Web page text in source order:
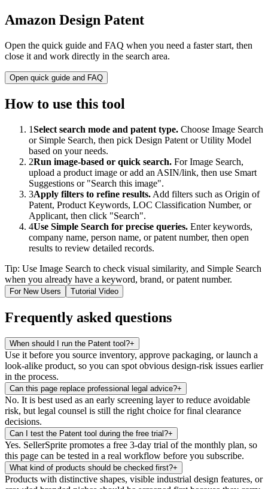
Amazon Design Patent
Open the quick guide and FAQ when you need a faster start, then
close it and work directly in the search area.
Open quick guide and FAQ
How to use this tool
1Select search mode and patent type. Choose Image Search
or Simple Search, then pick Design Patent or Utility Model
based on your needs.
2Run image-based or quick search. For Image Search,
upload a product image or add an ASIN/link, then use Smart
Suggestions or "Search this image".
3Apply filters to refine results. Add filters such as Origin of
Patent, Product Keywords, LOC Classification Number, or
Applicant, then click "Search".
4Use Simple Search for precise queries. Enter keywords,
company name, person name, or patent number, then open
results to review detailed records.
Tip: Use Image Search to check visual similarity, and Simple Search
when you already have a keyword, brand, or patent number.
For New Users Tutorial Video
Frequently asked questions
When should I run the Patent tool?+
Use it before you source inventory, approve packaging, or launch a
look-alike product, so you can spot obvious design-risk issues earlier
in the process.
Can this page replace professional legal advice?+
No. It is best used as an early screening layer to reduce avoidable
risk, but legal counsel is still the right choice for final clearance
decisions.
Can I test the Patent tool during the free trial?+
Yes. SellerSprite promotes a free 3-day trial of the monthly plan, so
this page can be tested in a real workflow before you subscribe.
What kind of products should be checked first?+
Products with distinctive shapes, visible industrial design features, or